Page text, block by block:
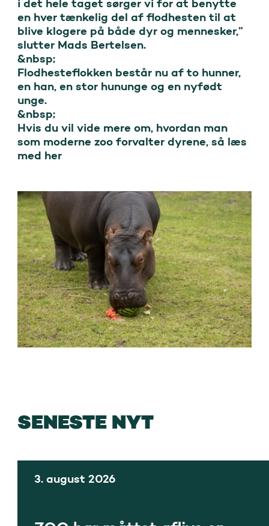
i det hele taget sørger vi for at benytte
en hver tænkelig del af flodhesten til at
blive klogere på både dyr og mennesker,”
slutter Mads Bertelsen.
&nbsp;
Flodhesteflokken består nu af to hunner,
en han, en stor hununge og en nyfødt
unge.
&nbsp;
Hvis du vil vide mere om, hvordan man
som moderne zoo forvalter dyrene, så læs
med her
SENESTE NYT
3. august 2026